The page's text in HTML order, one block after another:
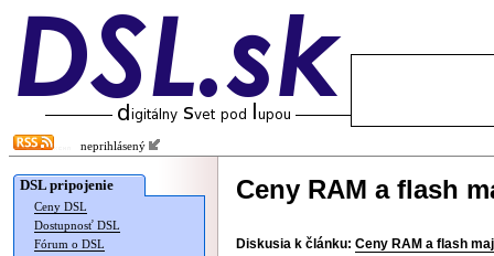
neprihlásený
DSL pripojenie
Ceny DSL
Dostupnosť DSL
Fórum o DSL
Ceny RAM a flash
Diskusia k článku: Ceny RAM a flash